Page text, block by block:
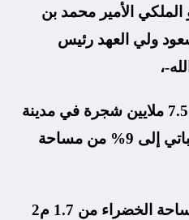
الأمير محمد بن
ولي العهد رئيس
،
ويستهدف زراعة أكثر من 7.5 ملايين شجرة في مدينة
الرياض، وزيادة الغطاء النباتي إلى 9% من مساحة
ورفع نصيب الفرد من المساحة الخضراء من 1.7 م2